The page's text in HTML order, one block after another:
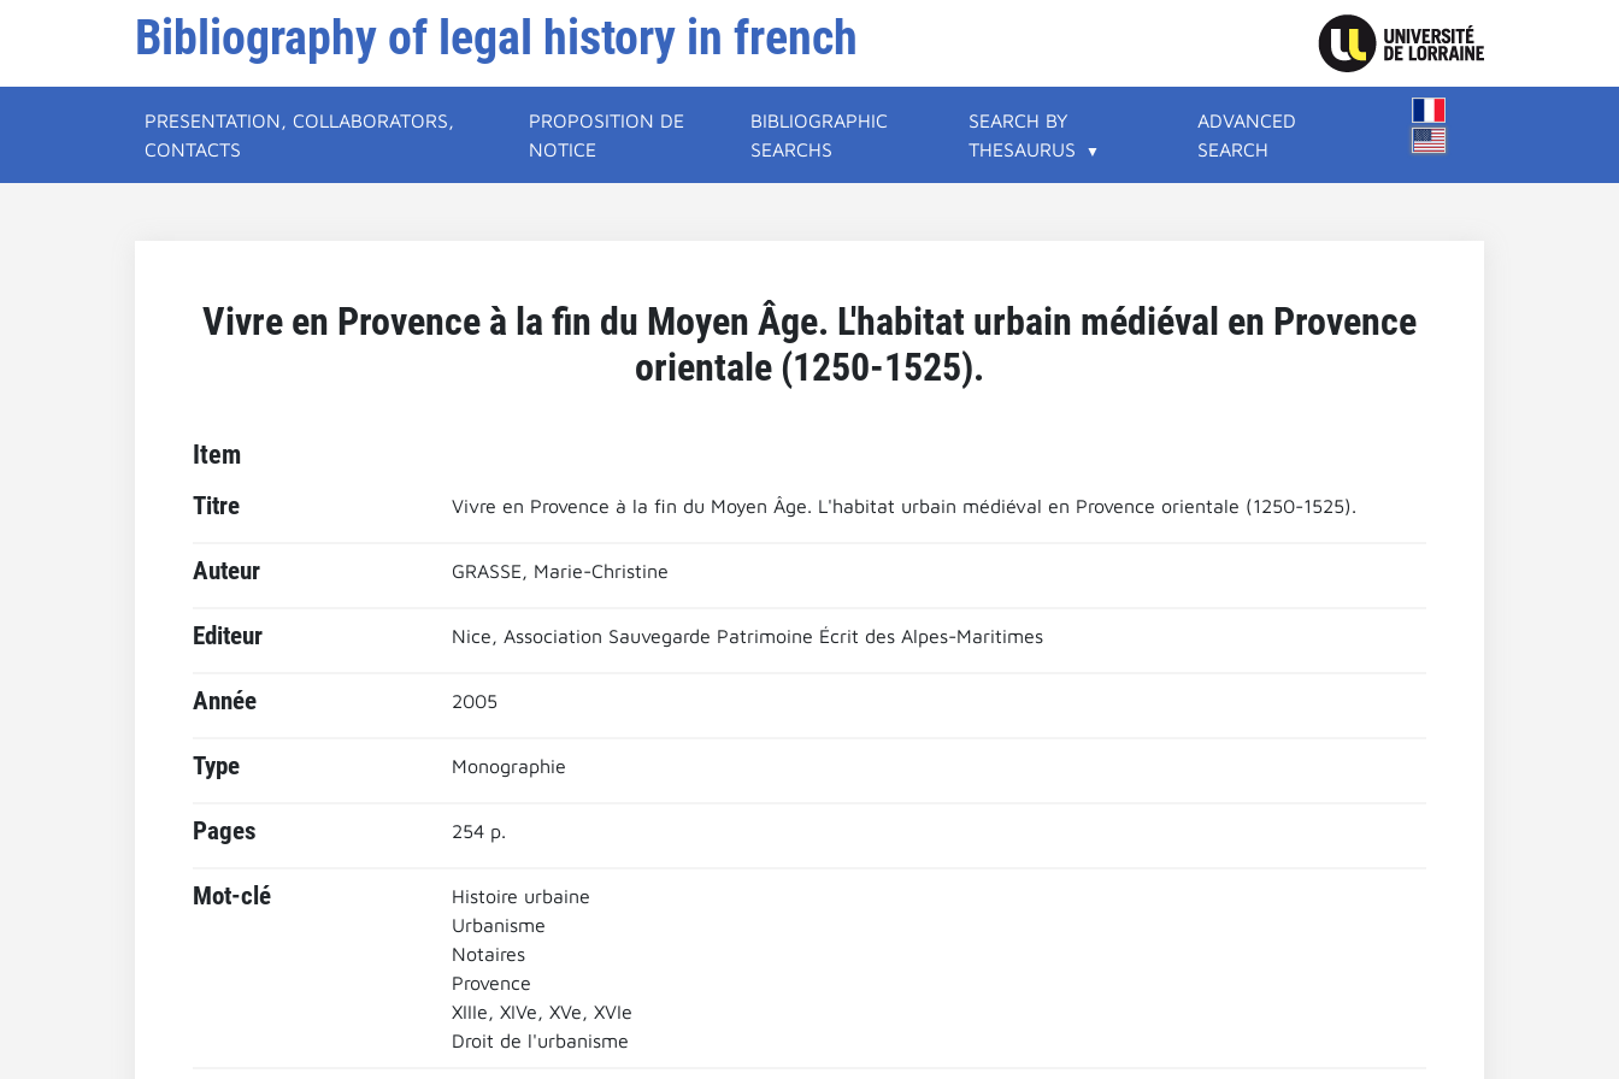
Bibliography of legal history in french
PRESENTATION, COLLABORATORS,
CONTACTS
PROPOSITION DE
NOTICE
BIBLIOGRAPHIC
SEARCHS
SEARCH BY
THESAURUS
ADVANCED
SEARCH
Vivre en Provence à la fin du Moyen Âge. L'habitat urbain médiéval en Provence
orientale (1250-1525).
Item
Titre Vivre en Provence à la fin du Moyen Âge. L'habitat urbain médiéval en Provence orientale (1250-1525).
Auteur GRASSE, Marie-Christine
Editeur Nice, Association Sauvegarde Patrimoine Écrit des Alpes-Maritimes
Année 2005
Type Monographie
Pages 254 p.
Mot-clé
Histoire urbaine
Urbanisme
Notaires
Provence
XIIIe, XIVe, XVe, XVIe
Droit de l'urbanisme